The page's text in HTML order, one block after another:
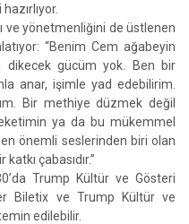
ve yönetmenliğini de üstlenen
“Benim Cem ağabeyin
dikecek gücüm yok. Ben bir
anar, işimle yad edebilirim.
Bir methiye düzmek değil
ya da bu mükemmel
önemli seslerinden biri olan
çabasıdır.”
Trump Kültür ve Gösteri
Biletix ve Trump Kültür ve
edilebilir.